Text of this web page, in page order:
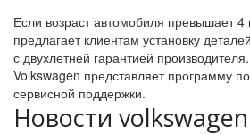
Если возраст автомобиля превышает 4
предлагает клиентам установку
с двухлетней гарантией
Volkswagen представляет программу
сервисной поддержки.
Новости volkswagen